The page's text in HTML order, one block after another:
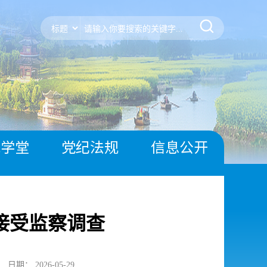
堂 党纪法规 信息公开
受监察调查
日期： 2026-05-29